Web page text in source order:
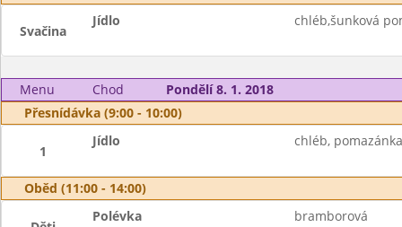
Svačina
Jídlo chléb,šunková
Menu Chod
Pondělí 8. 1. 2018
Přesnídávka (9:00 - 10:00)
1
Jídlo chléb,
Oběd (11:00 - 14:00)
Polévka
bramborová